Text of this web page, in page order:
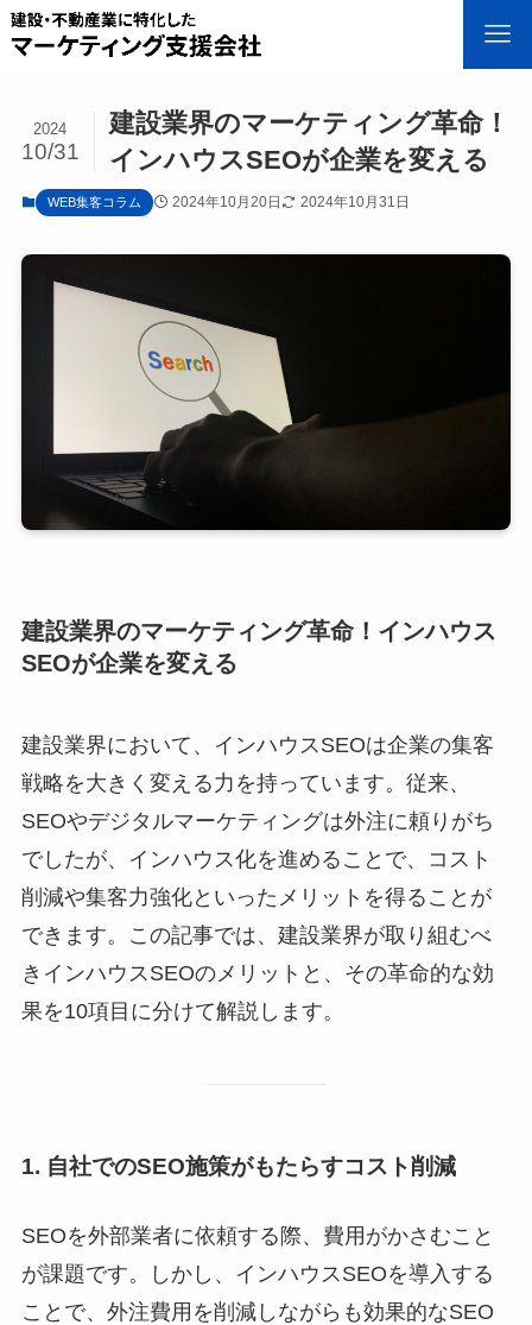
建設業界のマーケティング革命！
インハウスSEOが企業を変える
2024
10/31
WEB集客コラム 2024年10月20日 2024年10月31日
建設業界のマーケティング革命！インハウス
SEOが企業を変える
建設業界において、インハウスSEOは企業の集客
戦略を大きく変える力を持っています。従来、
SEOやデジタルマーケティングは外注に頼りがち
でしたが、インハウス化を進めることで、コスト
削減や集客力強化といったメリットを得ることが
できます。この記事では、建設業界が取り組むべ
きインハウスSEOのメリットと、その革命的な効
果を10項目に分けて解説します。
1. 自社でのSEO施策がもたらすコスト削減
SEOを外部業者に依頼する際、費用がかさむこと
が課題です。しかし、インハウスSEOを導入する
ことで、外注費用を削減しながらも効果的なSEO